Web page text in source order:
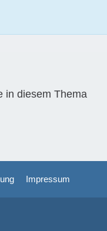
in diesem Thema
Impressum